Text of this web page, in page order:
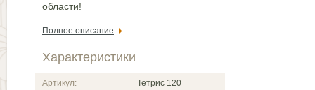
области!
Полное описание
Характеристики
Артикул:
Тетрис 120